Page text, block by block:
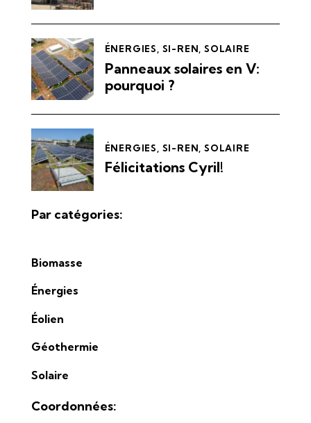
ÉNERGIES SI-REN SOLAIRE
Panneaux solaires en V:
pourquoi ?
ÉNERGIES SI-REN SOLAIRE
Félicitations Cyril!
Par catégories:
Biomasse
Énergies
Éolien
Géothermie
Solaire
Coordonnées: